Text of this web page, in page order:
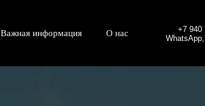
Важная информация О нас
+7 940